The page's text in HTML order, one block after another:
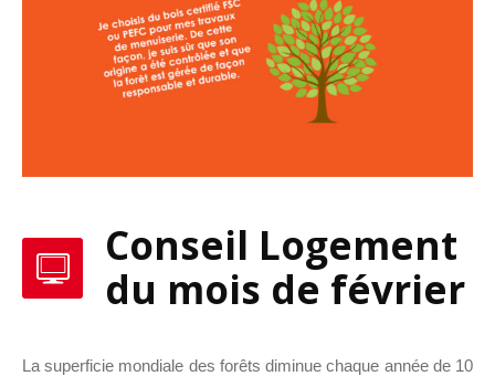
Conseil Logement
du mois de février
La superficie mondiale des forêts diminue chaque année de 10